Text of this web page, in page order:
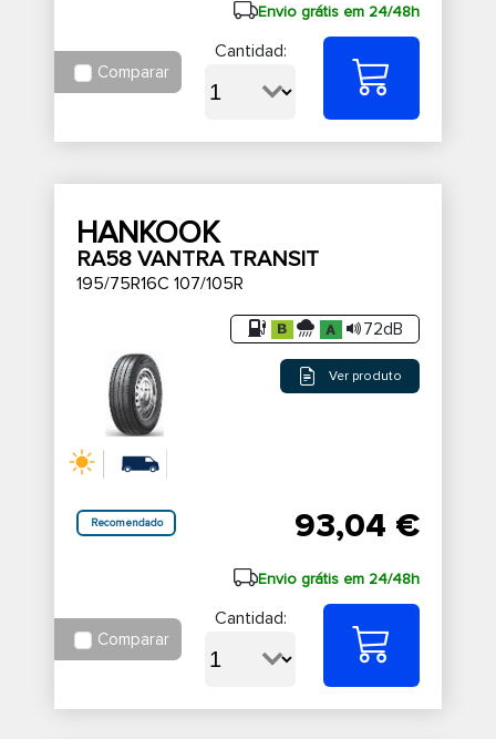
Envio grátis em 24/48h
Comparar
Cantidad:
HANKOOK
RA58 VANTRA TRANSIT
195/75R16C 107/105R
72dB
Ver produto
Recomendado 93,04 €
Envio grátis em 24/48h
Comparar
Cantidad: